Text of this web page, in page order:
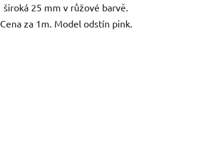
široká 25 mm v růžové barvě.
Cena za 1m. Model odstín pink.